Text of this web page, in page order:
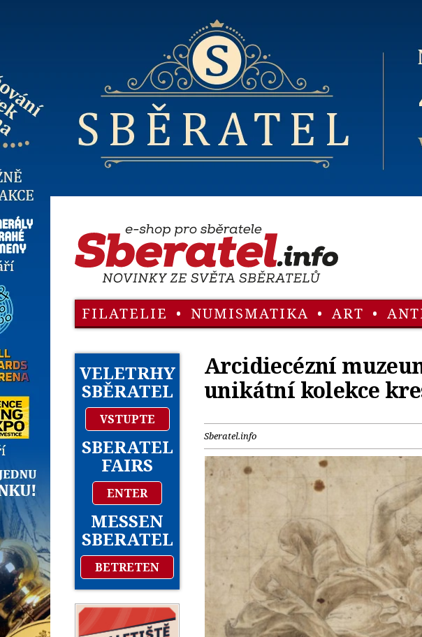
FILATELIE • NUMISMATIKA • ART •
VELETRHY
SBĚRATEL
VSTUPTE
SBERATEL
FAIRS
ENTER
MESSEN
SBERATEL
BETRETEN
Arcidiecézní
unikátní kolekce
Sberatel.info